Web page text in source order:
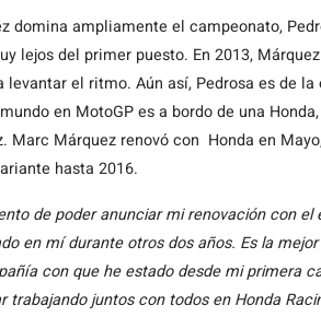
domina ampliamente el campeonato,
lejos del primer puesto. En 2013,
levantar el ritmo. Aún así, Pedrosa es de
en MotoGP es a bordo de una
Marc Márquez renovó con Honda en
hasta 2016.
de poder anunciar mi renovación con
en mí durante otros dos años. Es la
con que he estado desde mi primera
trabajando juntos con todos en Honda